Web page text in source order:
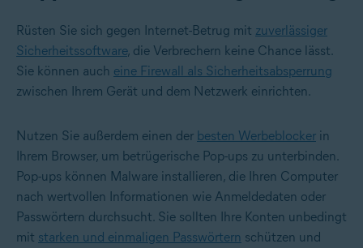
Rüsten Sie sich gegen Internet-Betrug mit zuverlässiger
Sicherheitssoftware, die Verbrechern keine Chance lässt.
Sie können auch eine Firewall als Sicherheitsabsperrung
zwischen Ihrem Gerät und dem Netzwerk einrichten.
Nutzen Sie außerdem einen der besten Werbeblocker in
Ihrem Browser, um betrügerische Pop-ups zu unterbinden.
Pop-ups können Malware installieren, die Ihren Computer
nach wertvollen Informationen wie Anmeldedaten oder
Passwörtern durchsucht. Sie sollten Ihre Konten unbedingt
mit starken und einmaligen Passwörtern schützen und